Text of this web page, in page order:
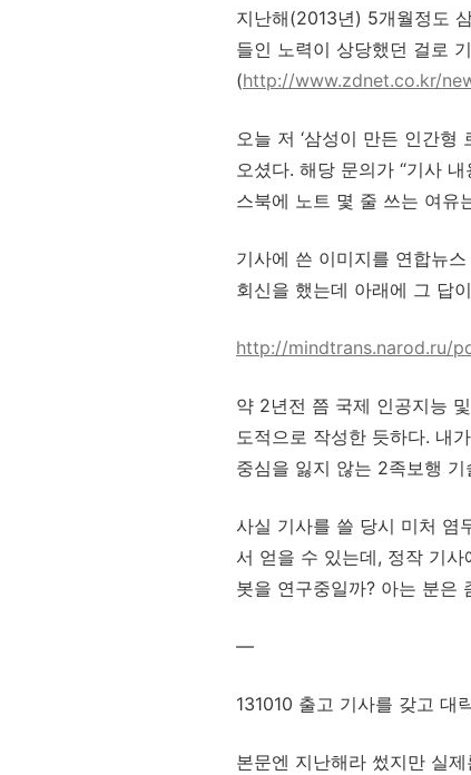
지난해(2013년) 5개월정도
들인 노력이 상당했던 걸로
(http://www.zdnet.co.kr/
오늘 저 ‘삼성이 만든 인간형
오셨다. 해당 문의가 “기사
스북에 노트 몇 줄 쓰는 여유
기사에 쓴 이미지를 연합뉴
회신을 했는데 아래에 그 답
http://mindtrans.narod.ru/
약 2년전 쯤 국제 인공지능
도적으로 작성한 듯하다. 내
중심을 잃지 않는 2족보행
사실 기사를 쓸 당시 미처 염
서 얻을 수 있는데, 정작 기
봇을 연구중일까? 아는 분은
—
131010 출고 기사를 갖고 대
본문엔 지난해라 썼지만 실